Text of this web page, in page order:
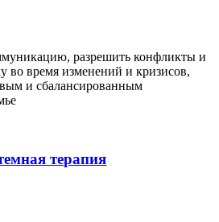
разрешить конфликты и
во время изменений и кризисов,
и сбалансированным
терапия